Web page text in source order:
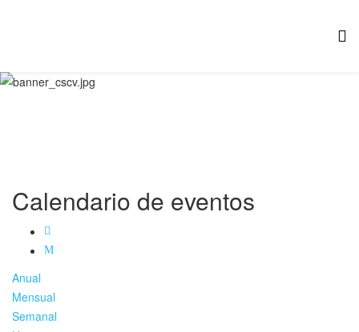
Calendario de eventos
Anual
Mensual
Semanal